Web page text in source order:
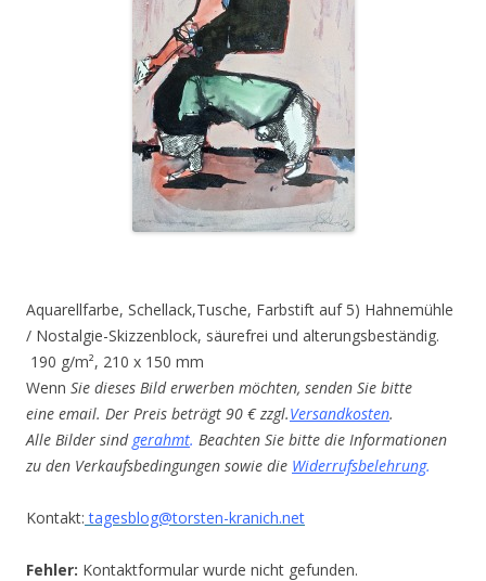
Aquarellfarbe, Schellack,Tusche, Farbstift auf 5) Hahnemühle
/ Nostalgie-Skizzenblock, säurefrei und alterungsbeständig.
190 g/m², 210 x 150 mm
Wenn Sie dieses Bild erwerben möchten, senden Sie bitte
eine email. Der Preis beträgt 90 € zzgl.Versandkosten.
Alle Bilder sind gerahmt. Beachten Sie bitte die Informationen
zu den Verkaufsbedingungen sowie die Widerrufsbelehrung.
Kontakt: tagesblog@torsten-kranich.net
Fehler: Kontaktformular wurde nicht gefunden.